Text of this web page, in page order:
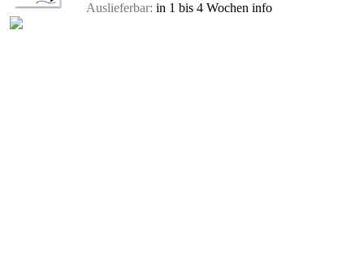
Auslieferbar: in 1 bis 4 Wochen info